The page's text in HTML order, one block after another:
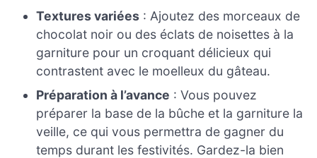
Textures variées : Ajoutez des morceaux de
chocolat noir ou des éclats de noisettes à la
garniture pour un croquant délicieux qui
contrastent avec le moelleux du gâteau.
Préparation à l’avance : Vous pouvez
préparer la base de la bûche et la garniture la
veille, ce qui vous permettra de gagner du
temps durant les festivités. Gardez-la bien